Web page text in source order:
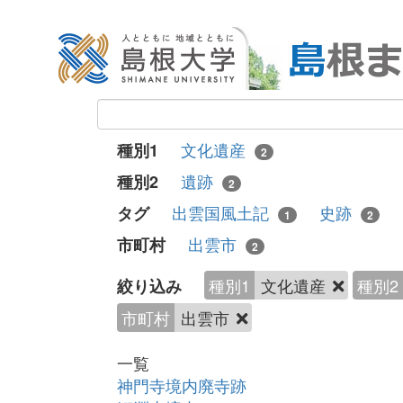
種別1 文化遺産 2
種別2 遺跡 2
タグ 出雲国風土記 1 史跡 2
市町村
出雲市 2
絞り込み 種別1 文化遺産
種別2
市町村 出雲市
一覧
神門寺境内廃寺跡